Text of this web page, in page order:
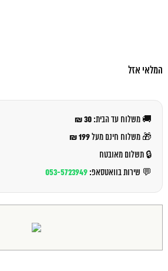
המלאי אזל
🚚 משלוח עד הבית: 30 ₪
🎁 משלוח חינם מעל199 ₪
🔒 תשלום מאובטח
💬 שירות בוואטסאפ: 053-5723949